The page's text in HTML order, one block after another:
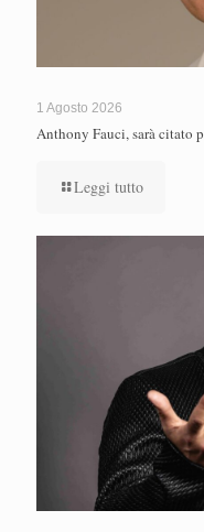
1 Agosto 2026
Anthony Fauci, sarà citato
Leggi tutto